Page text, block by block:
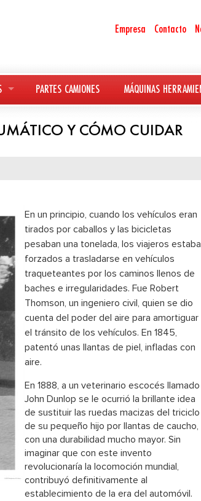
Empresa Contacto
PARTES CAMIONES MÁQUINAS
Y CÓMO CUIDAR
En un principio, cuando los vehículos eran
tirados por caballos y las bicicletas
pesaban una tonelada, los viajeros
forzados a trasladarse en vehículos
traqueteantes por los caminos llenos de
baches e irregularidades. Fue Robert
Thomson, un ingeniero civil, quien se dio
cuenta del poder del aire para amortiguar
el tránsito de los vehículos. En 1845,
patentó unas llantas de piel, infladas con
aire.
En 1888, a un veterinario escocés llamado
John Dunlop se le ocurrió la brillante idea
de sustituir las ruedas macizas del triciclo
de su pequeño hijo por llantas de caucho,
con una durabilidad mucho mayor. Sin
imaginar que con este invento
revolucionaría la locomoción mundial,
contribuyó definitivamente al
establecimiento de la era del automóvil.